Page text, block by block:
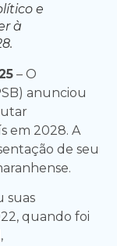
e
à
– O
anunciou
em 2028. A
de seu
suas
quando foi